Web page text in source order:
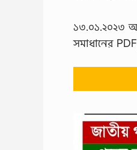
১৩.০১.২০২৩
সমাধানের